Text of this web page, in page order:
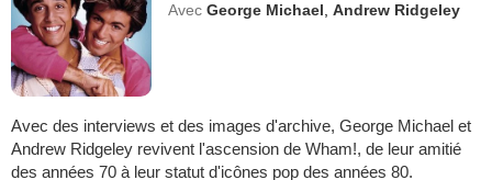
Avec George Michael ,Andrew Ridgeley
Avec des interviews et des images d'archive, George Michael et
Andrew Ridgeley revivent l'ascension de Wham!, de leur amitié
des années 70 à leur statut d'icônes pop des années 80.